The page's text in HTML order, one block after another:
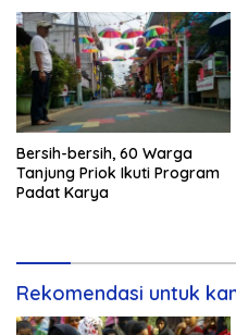
Bersih-bersih, 60 Warga
Tanjung Priok Ikuti Program
Padat Karya
Rekomendasi untuk